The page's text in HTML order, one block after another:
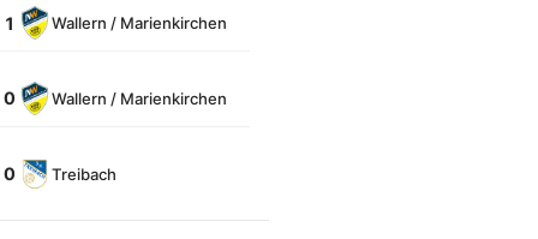
Wallern / Marienkirchen
0 Wallern / Marienkirchen
0 Treibach